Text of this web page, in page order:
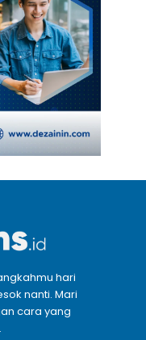
hari
nanti. Mari
cara yang